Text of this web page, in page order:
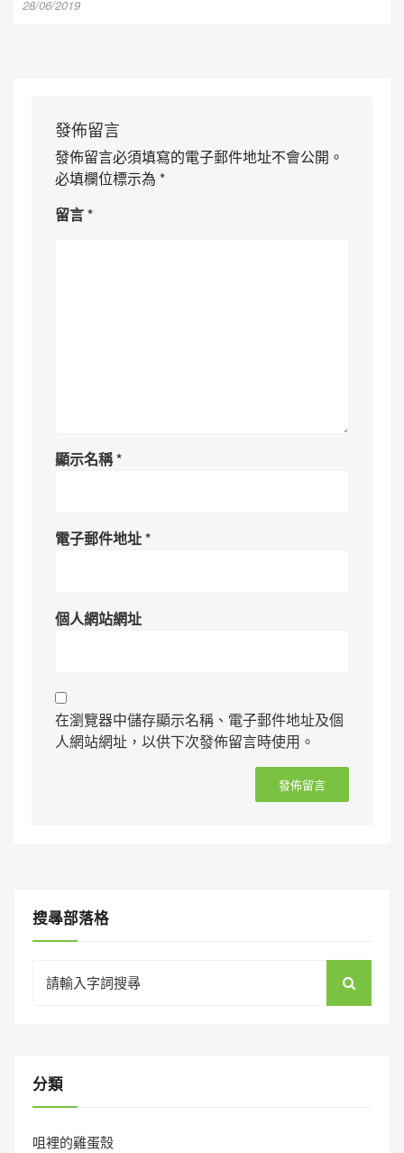
28/06/2019
發佈留言
發佈留言必須填寫的電子郵件地址不會公開。
必填欄位標示為 *
留言*
顯示名稱*
電子郵件地址*
個人網站網址
在瀏覽器中儲存顯示名稱、電子郵件地址及個
人網站網址，以供下次發佈留言時使用。
搜㝷部落格
for:
分類
咀裡的雞蛋殼